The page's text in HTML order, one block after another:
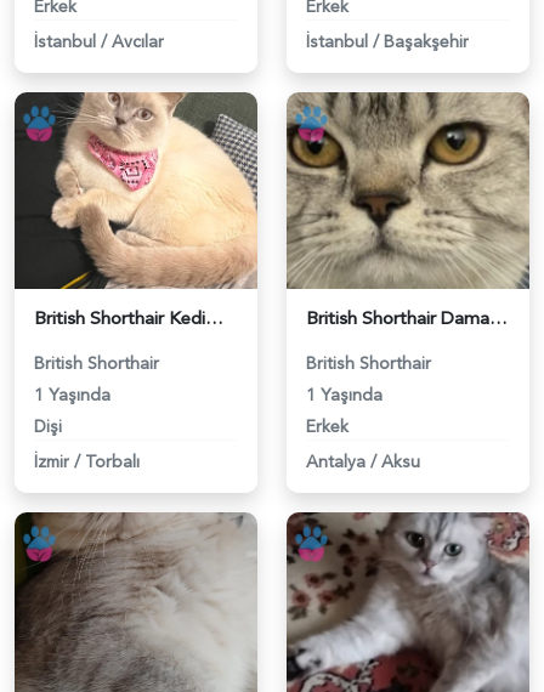
Erkek
İstanbul / Avcılar
Erkek
İstanbul / Başakşehir
British Shorthair Kedime Eş Arıyorum - 118984649
British Shorthair
1 Yaşında
Dişi
İzmir / Torbalı
British Shorthair Damadımıza Gelin Arıyoruz - 118984627
British Shorthair
1 Yaşında
Erkek
Antalya / Aksu